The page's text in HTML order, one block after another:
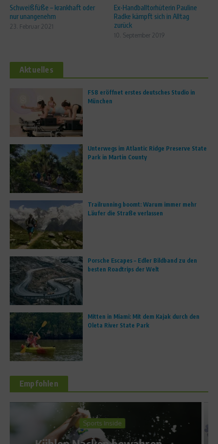
Schweißfüße – krankhaft oder
nur unangenehm
23. Februar 2021
Ex-Handballtorhüterin Pauline
Radke kämpft sich in Alltag
zurück
10. September 2019
Aktuelles
FS8 eröffnet erstes deutsches Studio in
München
Unterwegs im Atlantic Ridge Preserve State
Park in Martin County
Trailrunning boomt: Warum immer mehr
Läufer die Straße verlassen
Porsche Escapes – Edler Bildband zu den
besten Roadtrips der Welt
Mitten in Miami: Mit dem Kajak durch den
Oleta River State Park
Empfohlen
News